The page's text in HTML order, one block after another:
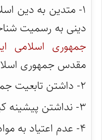
۱- متدین به دین
دینی به رسمیت
جمهوری اسلامی
مقدس جمهوری
۲- داشتن تابعیت جمهوری اسلامی ایرانی.
۳- نداشتن پیشینه کیفری مؤثر.
۴- عدم اعتیاد به مواد مخدر.